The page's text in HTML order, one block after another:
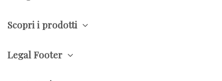
Scopri i prodotti
Legal Footer